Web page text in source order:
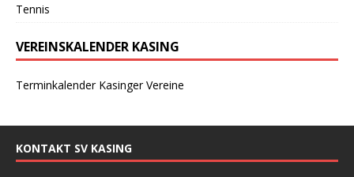
Tennis
VEREINSKALENDER KASING
Terminkalender Kasinger Vereine
KONTAKT SV KASING